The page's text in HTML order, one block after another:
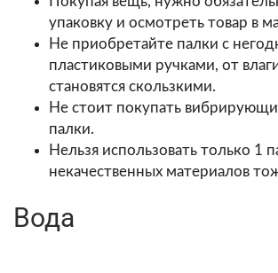
упаковку и осмотреть товар в
Не приобретайте палки с
пластиковыми ручками, от
становятся скользкими.
Не стоит покупать
палки.
Нельзя использовать только 1
некачественных материалов
Вода